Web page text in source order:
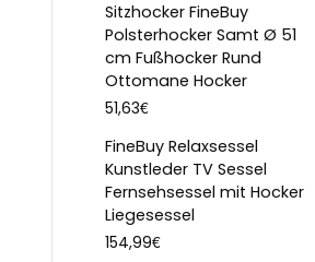
Sitzhocker FineBuy
Polsterhocker Samt Ø 51
cm Fußhocker Rund
Ottomane Hocker
51,63€
FineBuy Relaxsessel
Kunstleder TV Sessel
Fernsehsessel mit Hocker
Liegesessel
154,99€